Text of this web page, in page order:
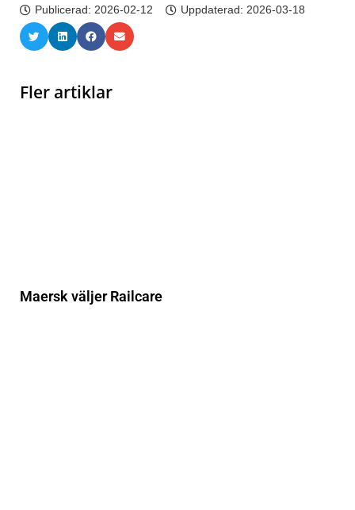
Publicerad: 2026-02-12 Uppdaterad: 2026-03-18
Fler artiklar
Maersk väljer Railcare